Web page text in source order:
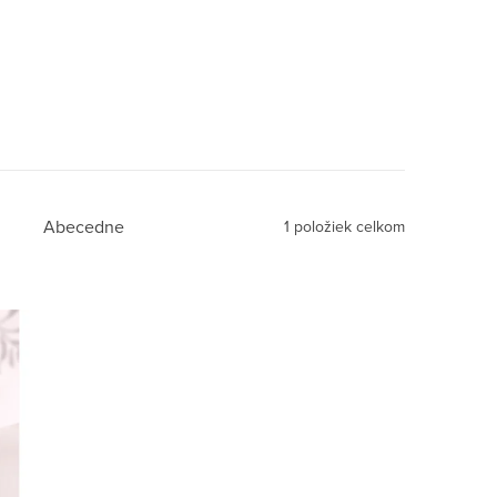
Abecedne 1 položiek celkom